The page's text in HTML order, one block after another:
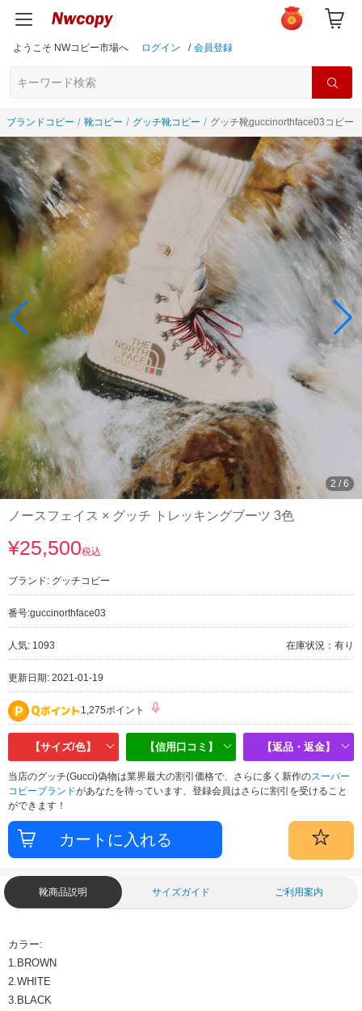
ようこそ NWコピー市場へ ログイン / 会員登録
ブランドコピー 靴コピー グッチ靴コピー グッチ靴guccinorthface03コピー
2 /6
ノースフェイス × グッチ トレッキングブーツ 3色
¥25,500税込
ブランド: グッチコピー
番号:guccinorthface03
人気: 1093 在庫状況：有り
更新日期: 2021-01-19
1,275ポイント
【サイズ/色】 【信用口コミ】 【返品・返金】
当店のグッチ(Gucci)偽物は業界最大の割引価格で、さらに多く新作のスーパー
コピーブランドがあなたを待っています、登録会員はさらに割引を受けること
ができます！
靴商品説明 サイズガイド ご利用案内
カラー:
1.BROWN
2.WHITE
3.BLACK